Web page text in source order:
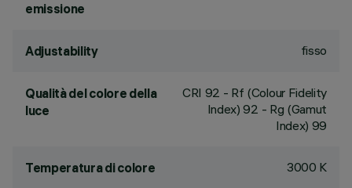
emissione
Adjustability fisso
Qualità del colore della
luce
CRI 92 - Rf (Colour Fidelity
Index) 92 - Rg (Gamut
Index) 99
Temperatura di colore 3000 K